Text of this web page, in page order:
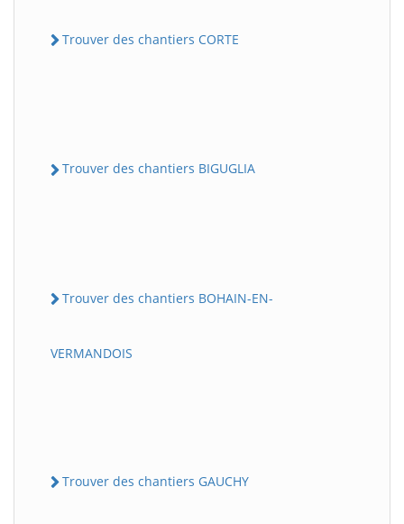
Trouver des chantiers CORTE
Trouver des chantiers BIGUGLIA
Trouver des chantiers BOHAIN-EN-
VERMANDOIS
Trouver des chantiers GAUCHY